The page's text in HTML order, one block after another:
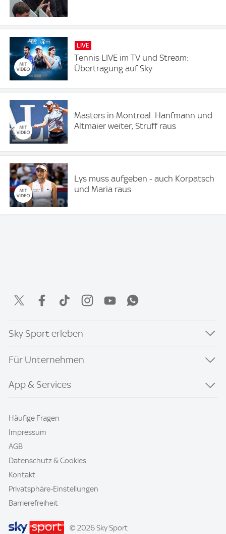
LIVE
Tennis LIVE im TV und Stream:
Übertragung auf Sky
Masters in Montreal: Hanfmann und
Altmaier weiter, Struff raus
Lys muss aufgeben - auch Korpatsch
und Maria raus
Sky Sport erleben
Für Unternehmen
App & Services
Häufige Fragen
Impressum
AGB
Datenschutz & Cookies
Kontakt
Privatsphäre-Einstellungen
Barrierefreiheit
© 2026 Sky Sport